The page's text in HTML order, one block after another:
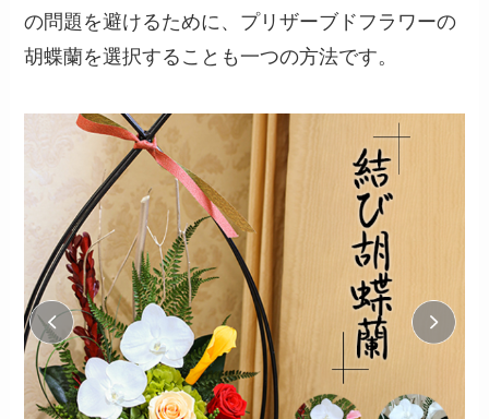
の問題を避けるために、プリザーブドフラワーの
胡蝶蘭を選択することも一つの方法です。